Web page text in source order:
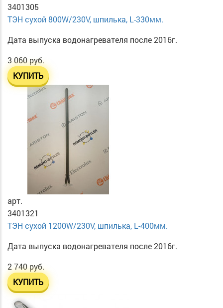
3401305
ТЭН сухой 800W/230V, шпилька, L-330мм.
Дата выпуска водонагревателя после 2016г.
3 060 руб.
КУПИТЬ
арт.
3401321
ТЭН сухой 1200W/230V, шпилька, L-400мм.
Дата выпуска водонагревателя после 2016г.
2 740 руб.
КУПИТЬ